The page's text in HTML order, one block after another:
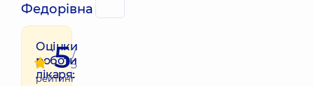
Федорівна
Оцінки
роботи
лікаря:
5/
5
рейтинг